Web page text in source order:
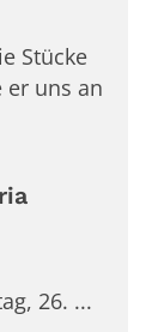
Stücke
er uns an
26. ...